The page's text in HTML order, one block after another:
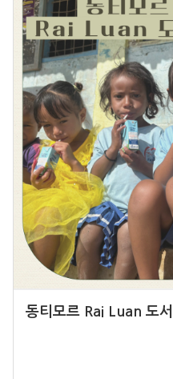
동티모르 Rai Luan 도